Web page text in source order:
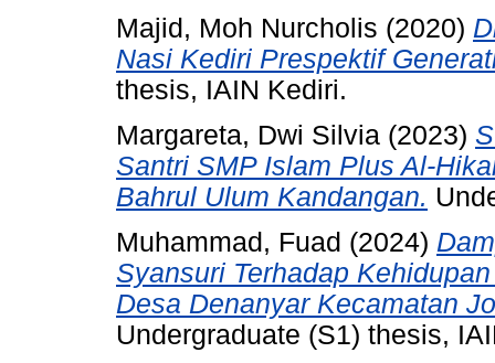
Majid, Moh Nurcholis (2020)
Nasi Kediri Prespektif
thesis, IAIN Kediri.
Margareta, Dwi Silvia (2023)
Santri SMP Islam Plus Al-
Bahrul Ulum Kandangan.
Muhammad, Fuad (2024)
Syansuri Terhadap
Desa Denanyar Kecamatan
Undergraduate (S1) thesis,